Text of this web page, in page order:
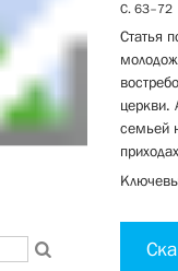
С. 63–72
Статья
церкви.
семьей